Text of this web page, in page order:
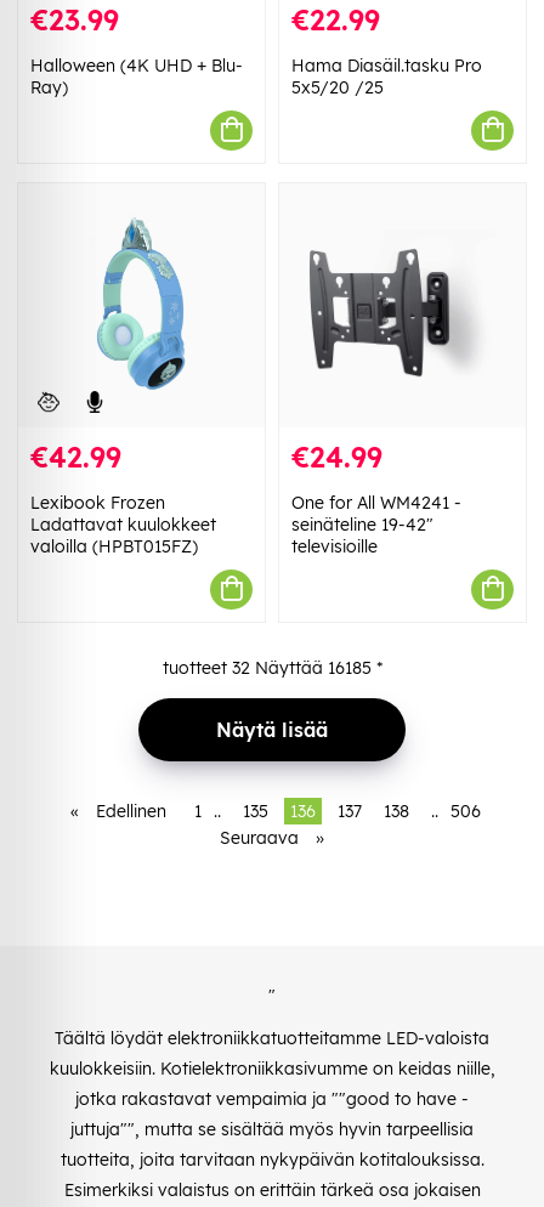
€23.99
Halloween (4K UHD + Blu-
Ray)
€22.99
Hama Diasäil.tasku Pro
5x5/20 /25
€42.99
Lexibook Frozen
Ladattavat kuulokkeet
valoilla (HPBT015FZ)
€24.99
One for All WM4241 -
seinäteline 19-42"
televisioille
tuotteet 32Näyttää 16185 *
Näytä lisää
« Edellinen 1 .. 135 136 137 138 .. 506
Seuraava
»
"
Täältä löydät elektroniikkatuotteitamme LED-valoista
kuulokkeisiin. Kotielektroniikkasivumme on keidas niille,
jotka rakastavat vempaimia ja ""good to have -
juttuja"", mutta se sisältää myös hyvin tarpeellisia
tuotteita, joita tarvitaan nykypäivän kotitalouksissa.
Esimerkiksi valaistus on erittäin tärkeä osa jokaisen